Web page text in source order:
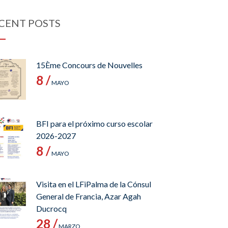
POSTS
15Ème Concours de Nouvelles
8 /MAYO
BFI para el próximo curso escolar
2026-2027
8 /MAYO
Visita en el LFiPalma de la Cónsul
General de Francia, Azar Agah
Ducrocq
28 /MARZO